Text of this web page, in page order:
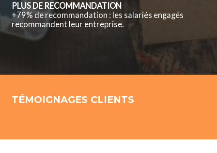
PLUS DE RECOMMANDATION
+79% de recommandation : les salariés engagés
recommandent leur entreprise.
TÉMOIGNAGES CLIENTS